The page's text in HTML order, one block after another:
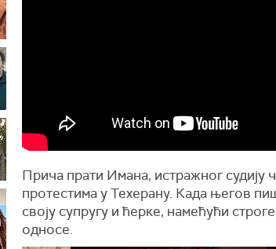
Прича прати Имана, истражног судију
протестима у Техерану. Када његов
своју супругу и ћерке, намећући
односе.